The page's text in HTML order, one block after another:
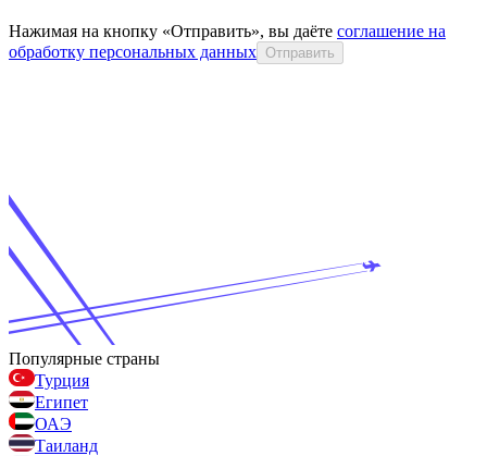
Нажимая на кнопку «Отправить», вы даёте соглашение на
обработку персональных данных Отправить
Популярные страны
Турция
Египет
ОАЭ
Таиланд